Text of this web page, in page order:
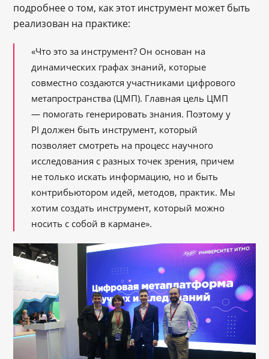
подробнее о том, как этот инструмент может быть
реализован на практике:
«Что это за инструмент? Он основан на
динамических графах знаний, которые
совместно создаются участниками цифрового
метапространства (ЦМП). Главная цель ЦМП
— помогать генерировать знания. Поэтому у
PI должен быть инструмент, который
позволяет смотреть на процесс научного
исследования с разных точек зрения, причем
не только искать информацию, но и быть
контрибьютором идей, методов, практик. Мы
хотим создать инструмент, который можно
носить с собой в кармане».